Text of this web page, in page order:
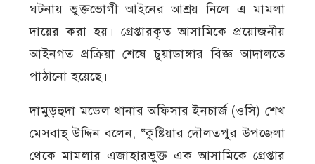
ঘটনায় ভুক্তভোগী আইনের আশ্রয় নিলে এ মামলা
দায়ের করা হয়। গ্রেপ্তারকৃত আসামিকে প্রয়োজনীয়
আইনগত প্রক্রিয়া শেষে চুয়াডাঙ্গার বিজ্ঞ আদালতে
পাঠানো হয়েছে।
দামুড়হুদা মডেল থানার অফিসার ইনচার্জ (ওসি) শেখ
মেসবাহ্ উদ্দিন বলেন, “কুষ্টিয়ার দৌলতপুর উপজেলা
থেকে মামলার এজাহারভুক্ত এক আসামিকে গ্রেপ্তার